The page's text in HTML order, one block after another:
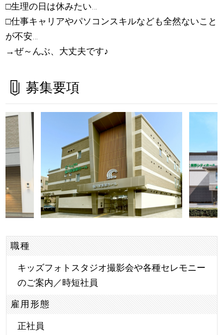
□生理の日は休みたい…
□仕事キャリアやパソコンスキルなども全然ないこと
が不安…
→ぜ～んぶ、大丈夫です♪
募集要項
職種
キッズフォトスタジオ撮影会や各種セレモニー
のご案内／時短社員
雇用形態
正社員